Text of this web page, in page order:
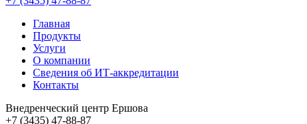
Главная
Продукты
Услуги
О компании
Сведения об ИТ-аккредитации
Контакты
Внедренческий центр Ершова
+7 (3435) 47-88-87